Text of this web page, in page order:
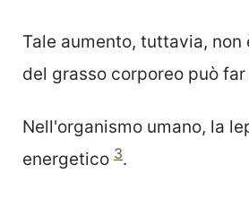
Tale aumento, tuttavia,
del grasso corporeo può
Nell'organismo umano, la
energetico 3.